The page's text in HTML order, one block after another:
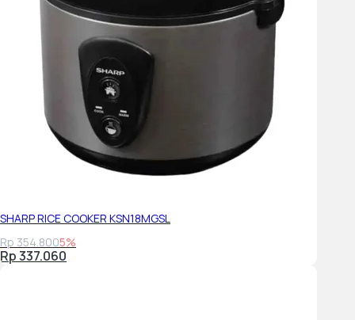
SHARP RICE COOKER KSN18MGSL
Rp 354.8005%
Rp 337.060